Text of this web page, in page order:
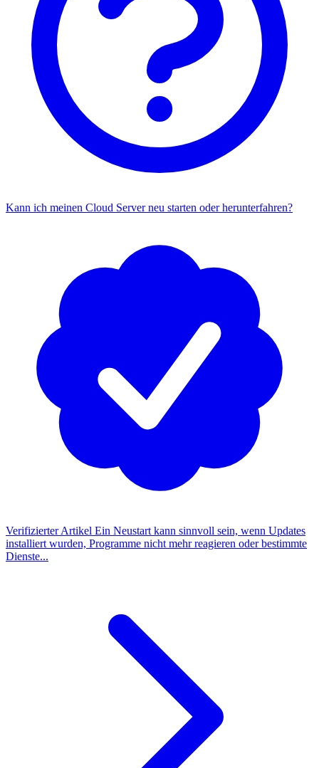
Kann ich meinen Cloud Server neu starten oder herunterfahren?
Verifizierter Artikel Ein Neustart kann sinnvoll sein, wenn Updates
installiert wurden, Programme nicht mehr reagieren oder bestimmte
Dienste...